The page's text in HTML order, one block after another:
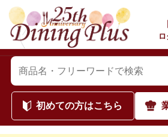
初めての方はこちら